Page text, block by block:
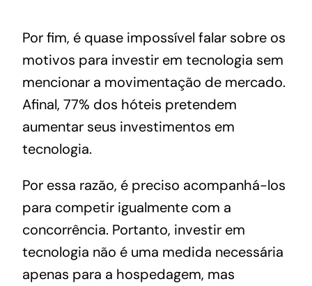
Por fim, é quase impossível falar sobre os
motivos para investir em tecnologia sem
mencionar a movimentação de mercado.
Afinal, 77% dos hóteis pretendem
aumentar seus investimentos em
tecnologia.
Por essa razão, é preciso acompanhá-los
para competir igualmente com a
concorrência. Portanto, investir em
tecnologia não é uma medida necessária
apenas para a hospedagem, mas